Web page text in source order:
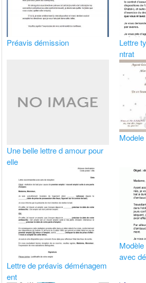
Préavis démission
Lettre
ntrat
Une belle lettre d amour pour
elle
Lettre de préavis déménagem
ent
avec